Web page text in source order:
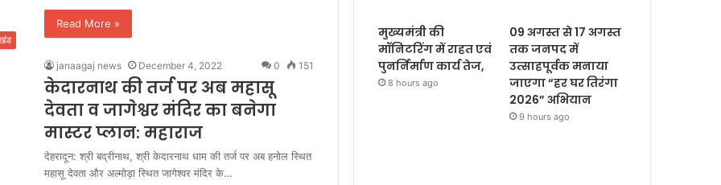
Read More »
janaagaj news December 4, 2022 0 151
केदारनाथ की तर्ज पर अब महासू
देवता व जागेश्वर मंदिर का बनेगा
मास्टर प्लान: महाराज
देहरादून: श्री बद्रीनाथ, श्री केदारनाथ धाम की तर्ज पर अब हनोल स्थित
महासू देवता और अल्मोड़ा स्थित जागेश्वर मंदिर के…
मुख्यमंत्री की
मॉनिटरिंग में राहत एवं
पुनर्निर्माण कार्य तेज,
8 hours ago
09 अगस्त से 17 अगस्त
तक जनपद में
उत्साहपूर्वक मनाया
जाएगा “हर घर तिरंगा
2026” अभियान
9 hours ago